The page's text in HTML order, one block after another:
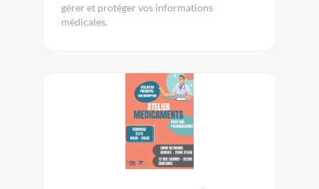
gérer et protéger vos informations
médicales.